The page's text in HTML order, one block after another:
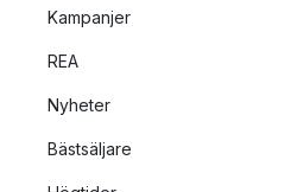
Kampanjer
REA
Nyheter
Bästsäljare